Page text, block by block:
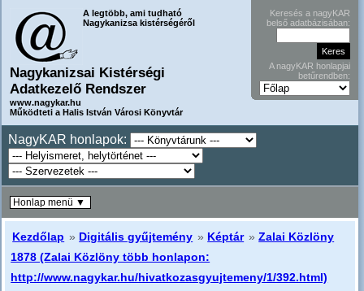
A legtöbb, ami tudható
Nagykanizsa kistérségéről
Nagykanizsai Kistérségi
Adatkezelő Rendszer
www.nagykar.hu
Működteti a Halis István Városi Könyvtár
Keresés a nagyKAR
belső adatbázisában:
A nagyKAR honlapjai
betűrendben:
NagyKAR honlapok:
Kezdőlap » Digitális gyűjtemény » Képtár »Zalai Közlöny
1878 (Zalai Közlöny több honlapon:
http://www.nagykar.hu/hivatkozasgyujtemeny/1/392.html)
Honlap menü ▼